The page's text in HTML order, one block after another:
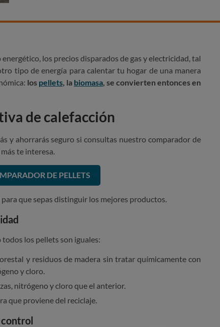
los precios disparados de gas y electricidad, tal
tipo de energía para calentar tu hogar de una manera
los pellets, la biomasa, se convierten entonces en
de calefacción
y ahorrarás seguro si consultas nuestro comparador de
te interesa.
DE PELLETS
que sepas distinguir los mejores productos.
los pellets son iguales:
y residuos de madera sin tratar químicamente con
y cloro.
nitrógeno y cloro que el anterior.
que proviene del reciclaje.